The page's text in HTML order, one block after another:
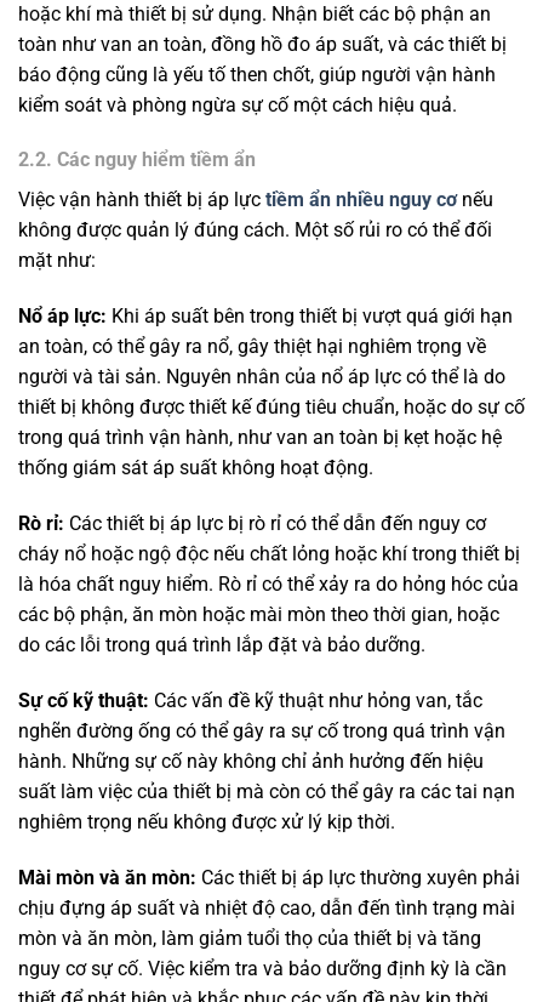
hoặc khí mà thiết bị sử dụng. Nhận biết các bộ phận an
toàn như van an toàn, đồng hồ đo áp suất, và các thiết bị
báo động cũng là yếu tố then chốt, giúp người vận hành
kiểm soát và phòng ngừa sự cố một cách hiệu quả.
2.2. Các nguy hiểm tiềm ẩn
Việc vận hành thiết bị áp lực tiềm ẩn nhiều nguy cơnếu
không được quản lý đúng cách. Một số rủi ro có thể đối
mặt như:
Nổ áp lực: Khi áp suất bên trong thiết bị vượt quá giới hạn
an toàn, có thể gây ra nổ, gây thiệt hại nghiêm trọng về
người và tài sản. Nguyên nhân của nổ áp lực có thể là do
thiết bị không được thiết kế đúng tiêu chuẩn, hoặc do sự cố
trong quá trình vận hành, như van an toàn bị kẹt hoặc hệ
thống giám sát áp suất không hoạt động.
Rò rỉ: Các thiết bị áp lực bị rò rỉ có thể dẫn đến nguy cơ
cháy nổ hoặc ngộ độc nếu chất lỏng hoặc khí trong thiết bị
là hóa chất nguy hiểm. Rò rỉ có thể xảy ra do hỏng hóc của
các bộ phận, ăn mòn hoặc mài mòn theo thời gian, hoặc
do các lỗi trong quá trình lắp đặt và bảo dưỡng.
Sự cố kỹ thuật: Các vấn đề kỹ thuật như hỏng van, tắc
nghẽn đường ống có thể gây ra sự cố trong quá trình vận
hành. Những sự cố này không chỉ ảnh hưởng đến hiệu
suất làm việc của thiết bị mà còn có thể gây ra các tai nạn
nghiêm trọng nếu không được xử lý kịp thời.
Mài mòn và ăn mòn: Các thiết bị áp lực thường xuyên phải
chịu đựng áp suất và nhiệt độ cao, dẫn đến tình trạng mài
mòn và ăn mòn, làm giảm tuổi thọ của thiết bị và tăng
nguy cơ sự cố. Việc kiểm tra và bảo dưỡng định kỳ là cần